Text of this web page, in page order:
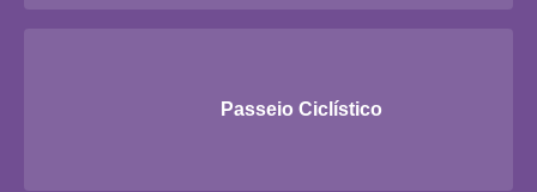
Passeio Ciclístico